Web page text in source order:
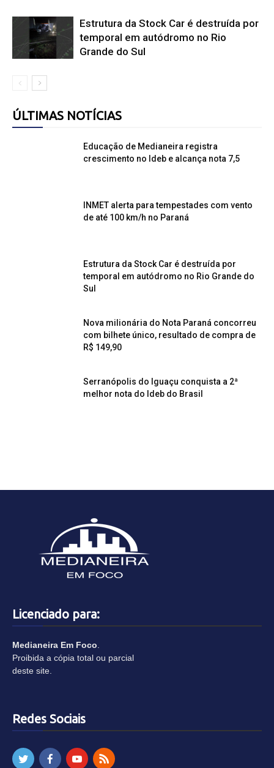
Estrutura da Stock Car é destruída por
temporal em autódromo no Rio
Grande do Sul
ÚLTIMAS NOTÍCIAS
Educação de Medianeira registra
crescimento no Ideb e alcança nota 7,5
INMET alerta para tempestades com vento
de até 100 km/h no Paraná
Estrutura da Stock Car é destruída por
temporal em autódromo no Rio Grande do
Sul
Nova milionária do Nota Paraná concorreu
com bilhete único, resultado de compra de
R$ 149,90
Serranópolis do Iguaçu conquista a 2ª
melhor nota do Ideb do Brasil
Licenciado para:
Medianeira Em Foco
Proibida a cópia total ou parcial
deste site.
Redes Sociais